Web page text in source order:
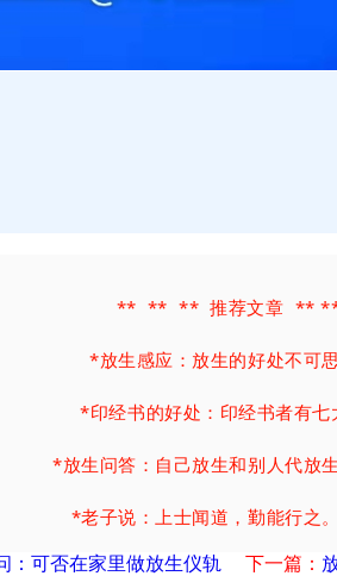
** ** ** 推荐文章 **
*放生感应：放生的好处不可
*印经书的好处：印经书者有七
*放生问答：自己放生和别人代放
*老子说：上士闻道，勤能行之
*命运秘密：心好命也好, 富贵
：可否在家里做放生仪轨 下一篇：